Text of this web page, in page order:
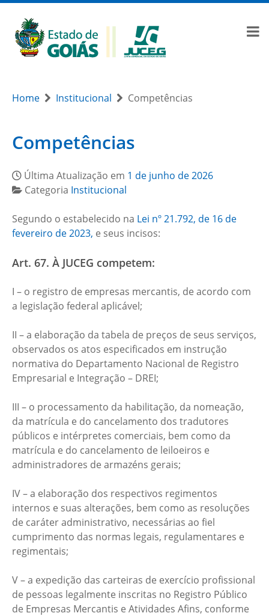
Home Institucional Competências
Competências
Última Atualização em 1 de junho de 2026
Categoria Institucional
Segundo o estabelecido na Lei nº 21.792, de 16 de
fevereiro de 2023, e seus incisos:
Art. 67. À JUCEG competem:
I – o registro de empresas mercantis, de acordo com
a legislação federal aplicável;
II – a elaboração da tabela de preços de seus serviços,
observados os atos especificados em instrução
normativa do Departamento Nacional de Registro
Empresarial e Integração – DREI;
III – o processamento da habilitação, da nomeação,
da matrícula e do cancelamento dos tradutores
públicos e intérpretes comerciais, bem como da
matrícula e do cancelamento de leiloeiros e
administradores de armazéns gerais;
IV – a elaboração dos respectivos regimentos
internos e suas alterações, bem como as resoluções
de caráter administrativo, necessárias ao fiel
cumprimento das normas legais, regulamentares e
regimentais;
V – a expedição das carteiras de exercício profissional
de pessoas legalmente inscritas no Registro Público
de Empresas Mercantis e Atividades Afins, conforme